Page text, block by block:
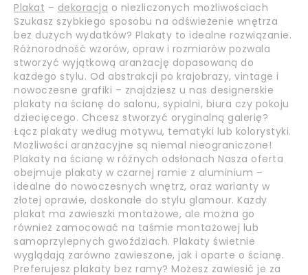
Plakat – dekoracja o niezliczonych możliwościach
Szukasz szybkiego sposobu na odświeżenie wnętrza
bez dużych wydatków? Plakaty to idealne rozwiązanie.
Różnorodność wzorów, opraw i rozmiarów pozwala
stworzyć wyjątkową aranżację dopasowaną do
każdego stylu. Od abstrakcji po krajobrazy, vintage i
nowoczesne grafiki – znajdziesz u nas designerskie
plakaty na ścianę do salonu, sypialni, biura czy pokoju
dziecięcego. Chcesz stworzyć oryginalną galerię?
Łącz plakaty według motywu, tematyki lub kolorystyki.
Możliwości aranżacyjne są niemal nieograniczone!
Plakaty na ścianę w różnych odsłonach Nasza oferta
obejmuje plakaty w czarnej ramie z aluminium –
idealne do nowoczesnych wnętrz, oraz warianty w
złotej oprawie, doskonałe do stylu glamour. Każdy
plakat ma zawieszki montażowe, ale można go
również zamocować na taśmie montażowej lub
samoprzylepnych gwoździach. Plakaty świetnie
wyglądają zarówno zawieszone, jak i oparte o ścianę.
Preferujesz plakaty bez ramy? Możesz zawiesić je za